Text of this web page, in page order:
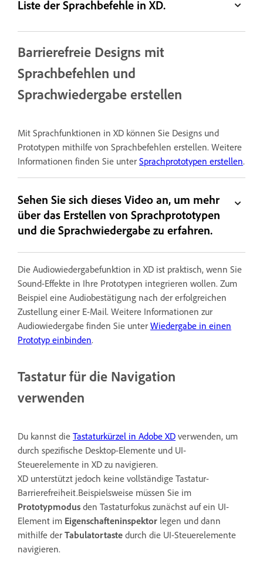
Liste der Sprachbefehle in XD.
Barrierefreie Designs mit
Sprachbefehlen und
Sprachwiedergabe erstellen
Mit Sprachfunktionen in XD können Sie Designs und
Prototypen mithilfe von Sprachbefehlen erstellen. Weitere
Informationen finden Sie unter Sprachprototypen erstellen.
Sehen Sie sich dieses Video an, um mehr
über das Erstellen von Sprachprototypen
und die Sprachwiedergabe zu erfahren.
Die Audiowiedergabefunktion in XD ist praktisch, wenn Sie
Sound-Effekte in Ihre Prototypen integrieren wollen. Zum
Beispiel eine Audiobestätigung nach der erfolgreichen
Zustellung einer E-Mail. Weitere Informationen zur
Audiowiedergabe finden Sie unter Wiedergabe in einen
Prototyp einbinden.
Tastatur für die Navigation
verwenden
Du kannst die Tastaturkürzel in Adobe XD verwenden, um
durch spezifische Desktop-Elemente und UI-
Steuerelemente in XD zu navigieren.
XD unterstützt jedoch keine vollständige Tastatur-
Barrierefreiheit.Beispielsweise müssen Sie im
Prototypmodus den Tastaturfokus zunächst auf ein UI-
Element im Eigenschafteninspektor legen und dann
mithilfe der Tabulatortaste durch die UI-Steuerelemente
navigieren.